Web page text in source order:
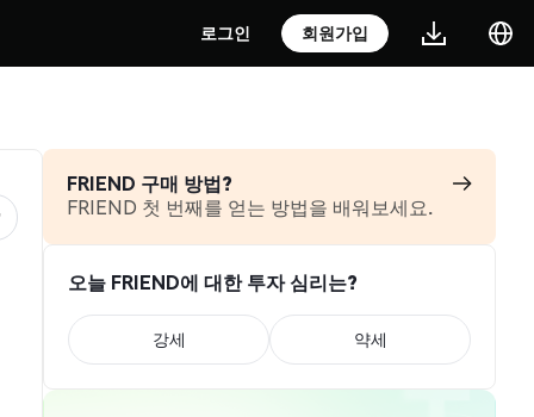
로그인 회원가입
FRIEND 구매 방법?
FRIEND 첫 번째를 얻는 방법을 배워보세요.
오늘 FRIEND에 대한 투자 심리는?
강세 약세